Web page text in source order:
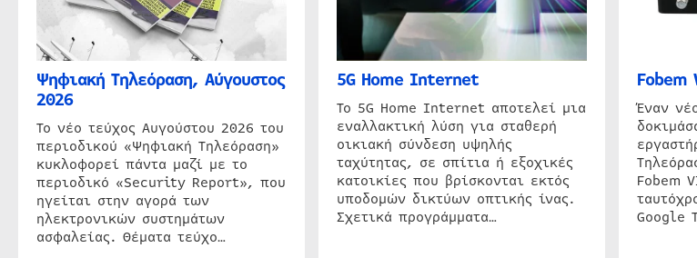
Ψηφιακή Τηλεόραση, Αύγουστος
2026
Το νέο τεύχος Αυγούστου 2026 του
περιοδικού «Ψηφιακή Τηλεόραση»
κυκλοφορεί πάντα μαζί με το
περιοδικό «Security Report», που
ηγείται στην αγορά των
ηλεκτρονικών συστημάτων
ασφαλείας. Θέματα τεύχο…
5G Home Internet
Το 5G Home Internet αποτελεί μια
εναλλακτική λύση για σταθερή
οικιακή σύνδεση υψηλής
ταχύτητας, σε σπίτια ή εξοχικές
κατοικίες που βρίσκονται εκτός
υποδομών δικτύων οπτικής ίνας.
Σχετικά προγράμματα…
Fobem
Έναν
Fobem
Google